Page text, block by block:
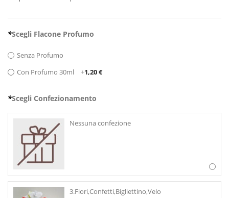
*Scegli Flacone Profumo
Senza Profumo
Con Profumo 30ml
+1,20 €
*Scegli Confezionamento
Nessuna confezione
3.Fiori,Confetti,Bigliettino,Velo